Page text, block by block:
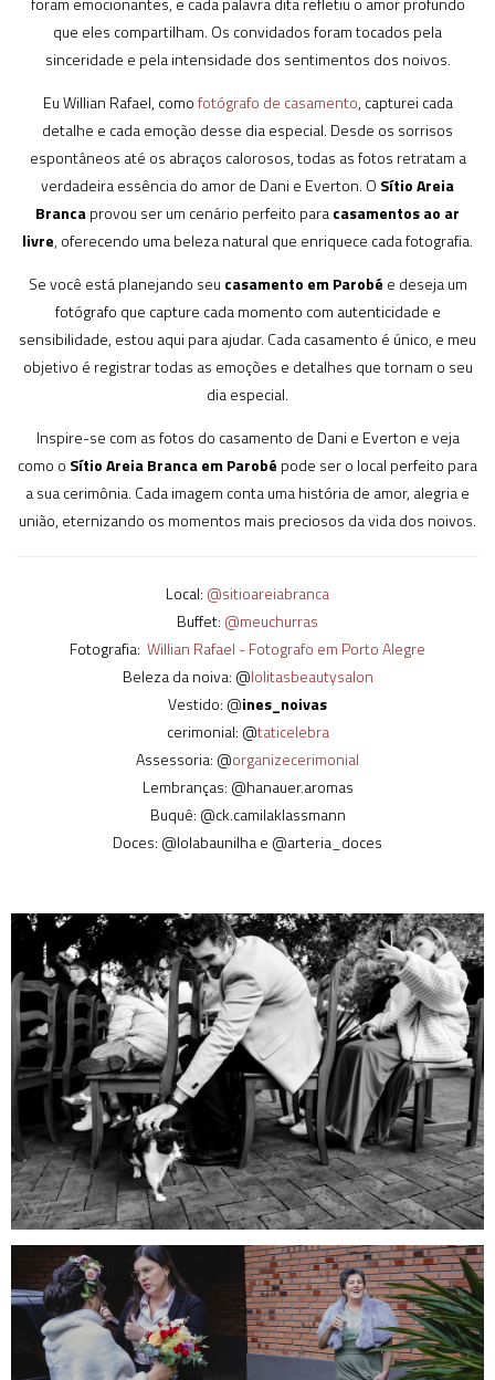
que eles compartilham. Os convidados foram tocados pela
sinceridade e pela intensidade dos sentimentos dos noivos.
Eu Willian Rafael, comofotógrafo de casamento, capturei cada
detalhe e cada emoção desse dia especial. Desde os sorrisos
espontâneos até os abraços calorosos, todas as fotos retratam a
verdadeira essência do amor de Dani e Everton. O Sítio Areia
Brancaprovou ser um cenário perfeito paracasamentos ao ar
livre, oferecendo uma beleza natural que enriquece cada fotografia.
Se você está planejando seu casamento em Parobé e deseja um
fotógrafo que capture cada momento com autenticidade e
sensibilidade, estou aqui para ajudar. Cada casamento é único, e meu
objetivo é registrar todas as emoções e detalhes que tornam o seu
dia especial.
Inspire-se com as fotos do casamento de Dani e Everton e veja
como o Sítio Areia Branca em Parobé pode ser o local perfeito para
a sua cerimônia. Cada imagem conta uma história de amor, alegria e
união, eternizando os momentos mais preciosos da vida dos noivos.
Local: @sitioareiabranca
Buffet: @meuchurras
Fotografia: Willian Rafael - Fotografo em Porto Alegre
Beleza da noiva: @lolitasbeautysalon
Vestido: @ines_noivas
cerimonial: @taticelebra
Assessoria: @organizecerimonial
Lembranças: @hanauer.aromas
Buquê: @ck.camilaklassmann
Doces: @lolabaunilha e @arteria_doces